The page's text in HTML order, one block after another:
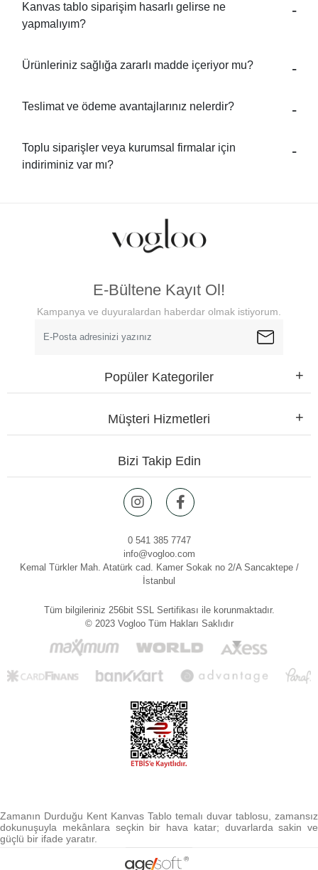
Kanvas tablo siparişim hasarlı gelirse ne
yapmalıyım?
Ürünleriniz sağlığa zararlı madde içeriyor mu?
Teslimat ve ödeme avantajlarınız nelerdir?
Toplu siparişler veya kurumsal firmalar için
indiriminiz var mı?
E-Bültene Kayıt Ol!
Kampanya ve duyuralardan haberdar olmak istiyorum.
Popüler Kategoriler
Müşteri Hizmetleri
Bizi Takip Edin
0 541 385 7747
info@vogloo.com
Kemal Türkler Mah. Atatürk cad. Kamer Sokak no 2/A Sancaktepe /
İstanbul
Tüm bilgileriniz 256bit SSL Sertifikası ile korunmaktadır.
© 2023 Vogloo Tüm Hakları Saklıdır
Zamanın Durduğu Kent Kanvas Tablo temalı duvar tablosu, zamansız
dokunuşuyla mekânlara seçkin bir hava katar; duvarlarda sakin ve
güçlü bir ifade yaratır.